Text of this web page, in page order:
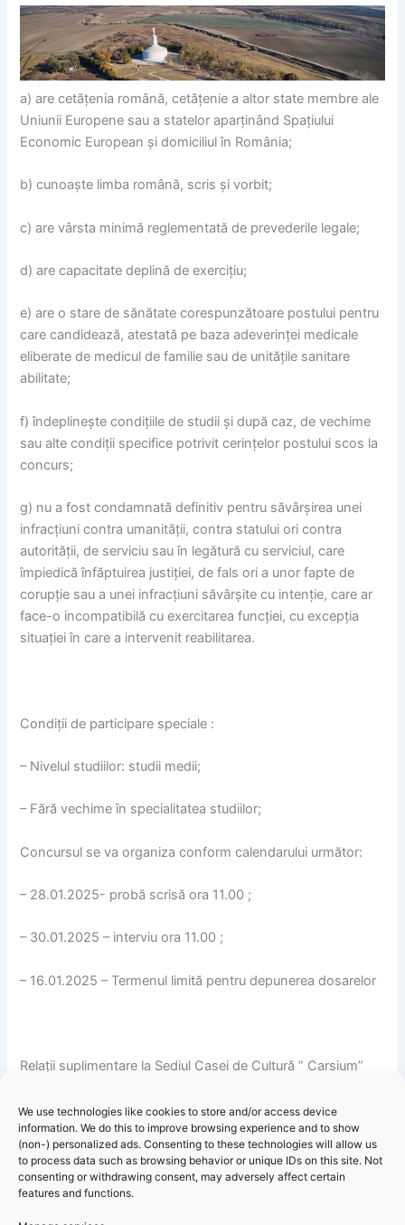
We use technologies like cookies to store and/or access device
information. We do this to improve browsing experience and to show
(non-) personalized ads. Consenting to these technologies will allow us
to process data such as browsing behavior or unique IDs on this site. Not
consenting or withdrawing consent, may adversely affect certain
features and functions.
a) are cetăţenia română, cetăţenie a altor state membre ale
Uniunii Europene sau a statelor aparţinând Spaţiului
Economic European şi domiciliul în România;
b) cunoaşte limba română, scris şi vorbit;
c) are vârsta minimă reglementată de prevederile legale;
d) are capacitate deplină de exerciţiu;
e) are o stare de sănătate corespunzătoare postului pentru
care candidează, atestată pe baza adeverinţei medicale
eliberate de medicul de familie sau de unităţile sanitare
abilitate;
f) îndeplineşte condiţiile de studii şi după caz, de vechime
sau alte condiţii specifice potrivit cerinţelor postului scos la
concurs;
g) nu a fost condamnată definitiv pentru săvârşirea unei
infracţiuni contra umanităţii, contra statului ori contra
autorităţii, de serviciu sau în legătură cu serviciul, care
împiedică înfăptuirea justiţiei, de fals ori a unor fapte de
corupţie sau a unei infracţiuni săvârşite cu intenţie, care ar
face-o incompatibilă cu exercitarea funcţiei, cu excepţia
situaţiei în care a intervenit reabilitarea.
Condiții de participare speciale :
– Nivelul studiilor: studii medii;
– Fără vechime în specialitatea studiilor;
Concursul se va organiza conform calendarului următor:
– 28.01.2025- probă scrisă ora 11.00 ;
– 30.01.2025 – interviu ora 11.00 ;
– 16.01.2025 – Termenul limită pentru depunerea dosarelor
Relații suplimentare la Sediul Casei de Cultură ” Carsium”
0241870300 int. 129 . Persoanăde contact — Gheorghiu
Nuți Violeta.